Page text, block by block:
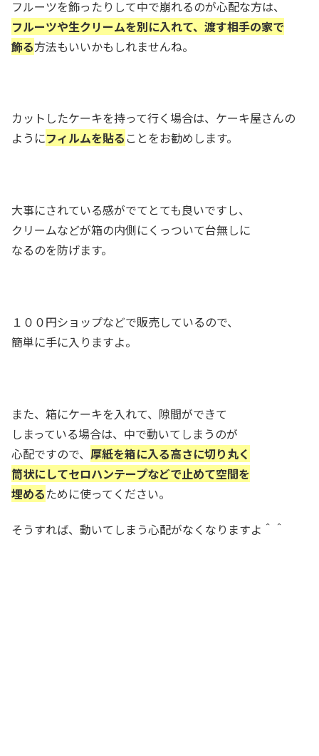
フルーツを飾ったりして中で崩れるのが心配な方は、
フルーツや生クリームを別に入れて、渡す相手の家で
飾る方法もいいかもしれませんね。
カットしたケーキを持って行く場合は、ケーキ屋さんの
ようにフィルムを貼る ことをお勧めします。
大事にされている感がでてとても良いですし、
クリームなどが箱の内側にくっついて台無しに
なるのを防げます。
１００円ショップなどで販売しているので、
簡単に手に入りますよ。
また、箱にケーキを入れて、隙間ができて
しまっている場合は、中で動いてしまうのが
心配ですので、 厚紙を箱に入る高さに切り丸く
筒状にしてセロハンテープなどで止めて空間を
埋めるために使ってください。
そうすれば、動いてしまう心配がなくなりますよ＾＾